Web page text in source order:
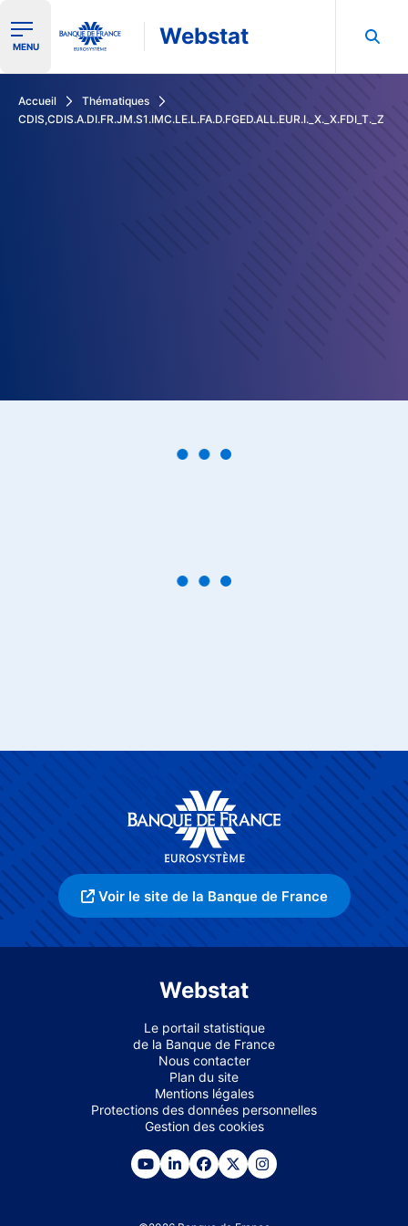
Ouvrir le menu de navigation
MENU Webstat
Accueil
Thématiques
CDIS,CDIS.A.DI.FR.JM.S1.IMC.LE.L.FA.D.FGED.ALL.EUR.I._X._X.FDI_T._Z
Voir le site de la Banque de France
Webstat
Le portail statistique
de la Banque de France
Nous contacter
Plan du site
Mentions légales
Protections des données personnelles
Gestion des cookies